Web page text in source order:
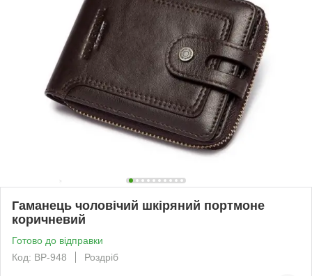
Гаманець чоловічий шкіряний портмоне
коричневий
Готово до відправки
Код: BP-948
Роздріб